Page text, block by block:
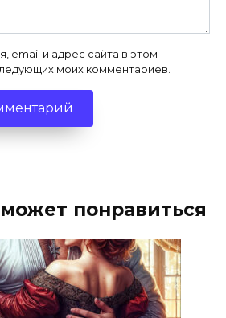
email и адрес сайта в этом
моих комментариев.
понравиться